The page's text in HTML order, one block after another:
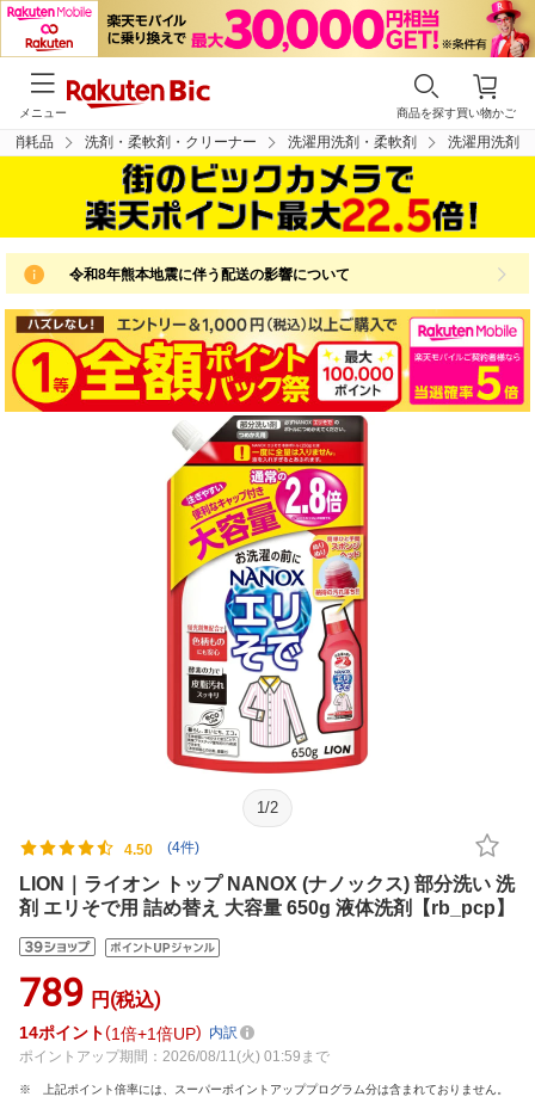
買い物かご
商品を探す
メニュー
消耗品 洗剤・柔軟剤・クリーナー 洗濯用洗剤・柔軟剤 洗濯用洗剤
令和8年熊本地震に伴う配送の影響について
1 /2
4.50 (4件)
LION｜ライオン トップ NANOX (ナノックス) 部分洗い 洗
剤 エリそで用 詰め替え 大容量 650g 液体洗剤【rb_pcp】
789 円(税込)
14ポイント 1倍 1倍UP
内訳
ポイントアップ期間：2026/08/11(火) 01:59まで
上記ポイント倍率には、スーパーポイントアッププログラム分は含まれておりません。